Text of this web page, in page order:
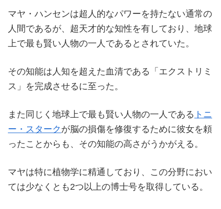
マヤ・ハンセンは超人的なパワーを持たない通常の
人間であるが、超天才的な知性を有しており、地球
上で最も賢い人物の一人であるとされていた。
その知能は人知を超えた血清である「エクストリミ
ス」を完成させるに至った。
また同じく地球上で最も賢い人物の一人である トニ
ー・スターク が脳の損傷を修復するために彼女を頼
ったことからも、その知能の高さがうかがえる。
マヤは特に植物学に精通しており、この分野におい
ては少なくとも2つ以上の博士号を取得している。